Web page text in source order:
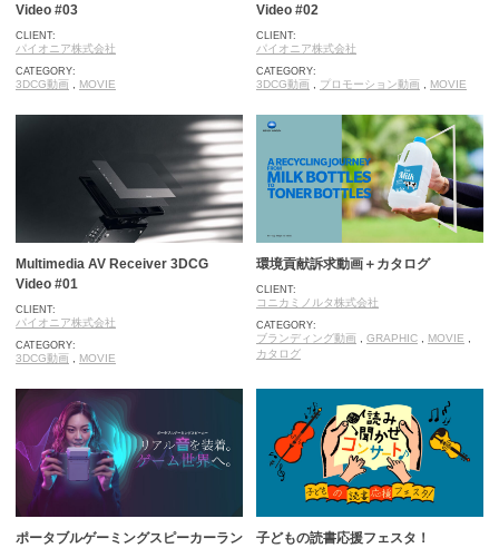
Video #03
CLIENT:
パイオニア株式会社
CATEGORY:
3DCG動画 , MOVIE
Video #02
CLIENT:
パイオニア株式会社
CATEGORY:
3DCG動画 , プロモーション動画 , MOVIE
Multimedia AV Receiver 3DCG
Video #01
CLIENT:
パイオニア株式会社
CATEGORY:
3DCG動画 , MOVIE
環境貢献訴求動画＋カタログ
CLIENT:
コニカミノルタ株式会社
CATEGORY:
ブランディング動画 , GRAPHIC , MOVIE ,
カタログ
ポータブルゲーミングスピーカーラン
子どもの読書応援フェスタ！